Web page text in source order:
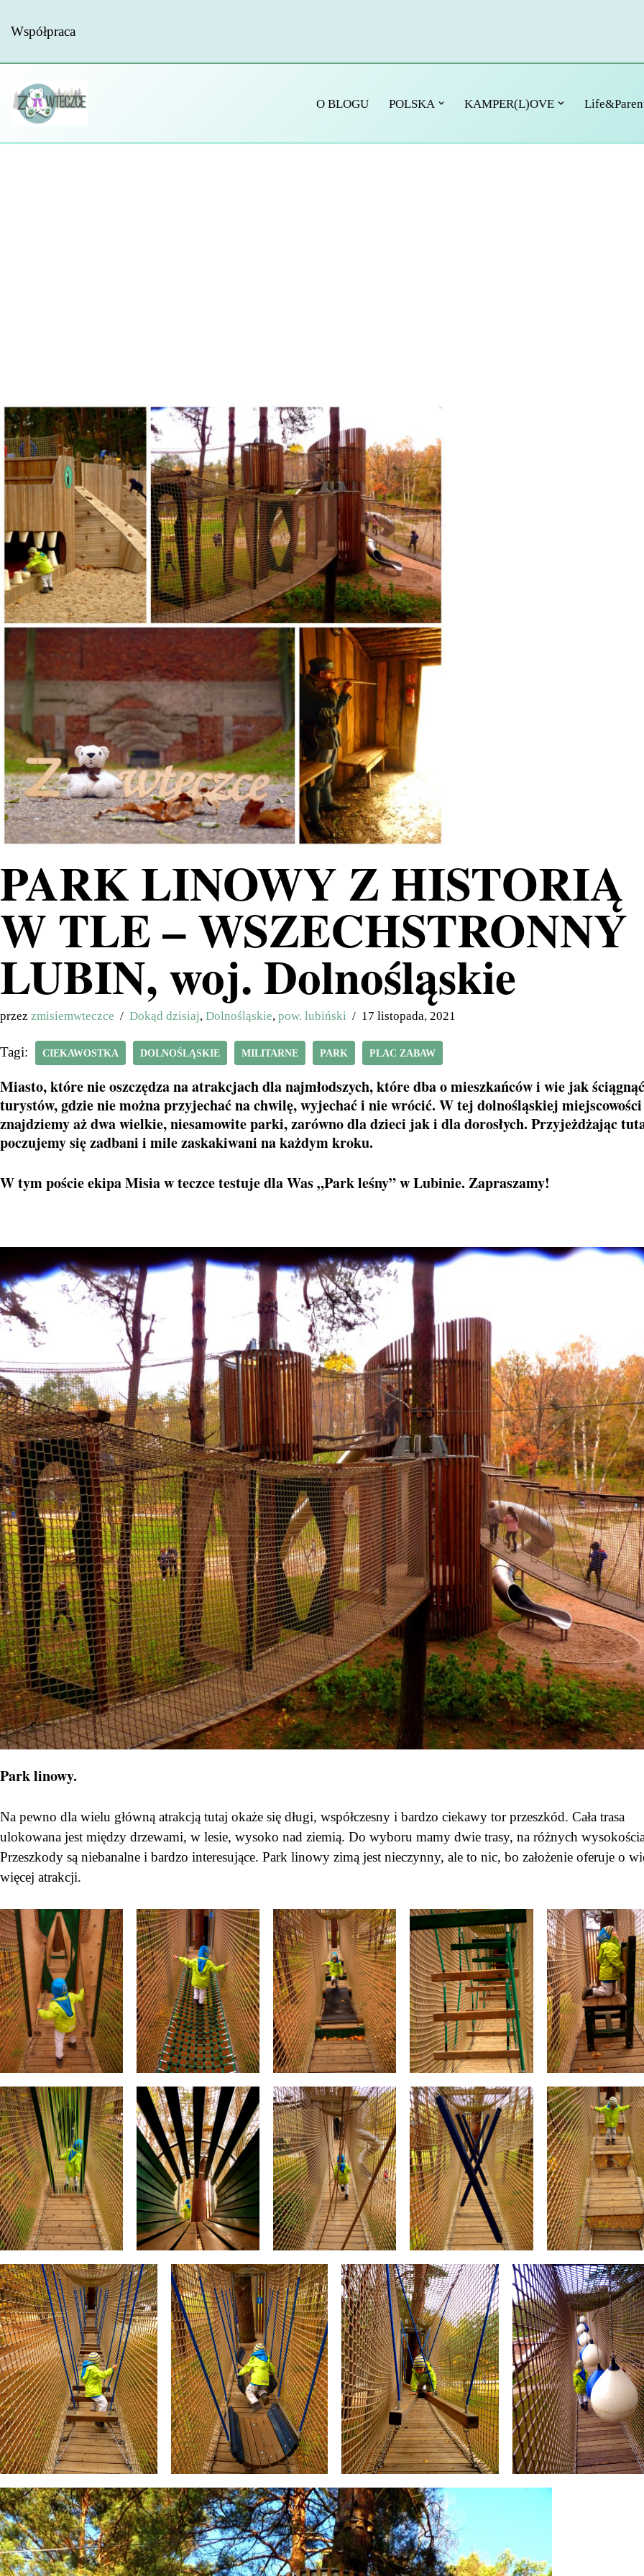
Przejdź
do
treści
Współpraca
O BLOGU POLSKA KAMPER(L)OVE
PARK LINOWY Z HISTORIĄ
W TLE – WSZECHSTRONNY
LUBIN, woj. Dolnośląskie
przez zmisiemwteczce Dokąd dzisiaj, Dolnośląskie, pow. lubiński 17 listopada, 2021
Tagi: CIEKAWOSTKA DOLNOŚLĄSKIE MILITARNE PARK PLAC ZABAW
Miasto, które nie oszczędza na atrakcjach dla najmłodszych, które dba o mieszkańców i wie jak ściągnąć
turystów, gdzie nie można przyjechać na chwilę, wyjechać i nie wrócić. W tej dolnośląskiej miejscowości
znajdziemy aż dwa wielkie, niesamowite parki, zarówno dla dzieci jak i dla dorosłych. Przyjeżdżając
poczujemy się zadbani i mile zaskakiwani na każdym kroku.
W tym poście ekipa Misia w teczce testuje dla Was „Park leśny” w Lubinie. Zapraszamy!
Park linowy.
Na pewno dla wielu główną atrakcją tutaj okaże się długi, współczesny i bardzo ciekawy tor przeszkód. Cała trasa
ulokowana jest między drzewami, w lesie, wysoko nad ziemią. Do wyboru mamy dwie trasy, na różnych
Przeszkody są niebanalne i bardzo interesujące. Park linowy zimą jest nieczynny, ale to nic, bo założenie oferuje o
więcej atrakcji.